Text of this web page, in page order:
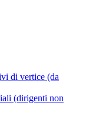
di vertice (da
(dirigenti non